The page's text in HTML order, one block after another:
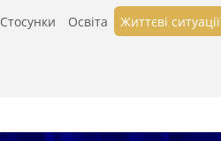
Стосунки Освіта Життєві ситуації